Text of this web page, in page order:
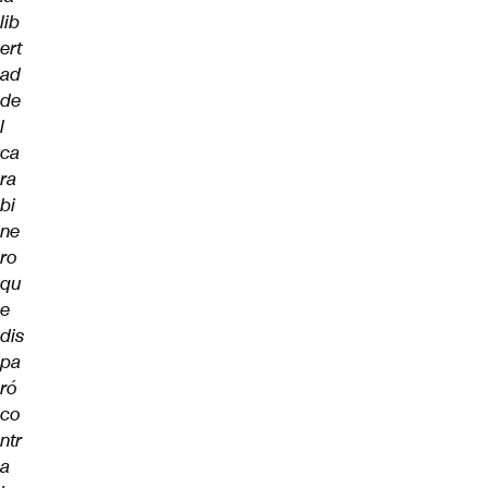
lib
ert
ad
de
l
ca
ra
bi
ne
ro
qu
e
dis
pa
ró
co
ntr
a